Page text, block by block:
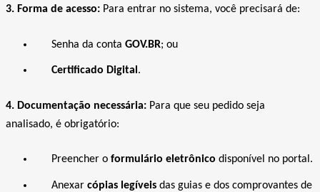
3. Forma de acesso: Para entrar no sistema, você precisará de:
Senha da conta GOV.BR; ou
Certificado Digital.
4. Documentação necessária: Para que seu pedido seja
analisado, é obrigatório:
Preencher o formulário eletrônico disponível no portal.
Anexar cópias legíveis das guias e dos comprovantes de